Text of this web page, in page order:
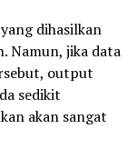
dihasilkan
Namun, jika data
output
sedikit
akan sangat